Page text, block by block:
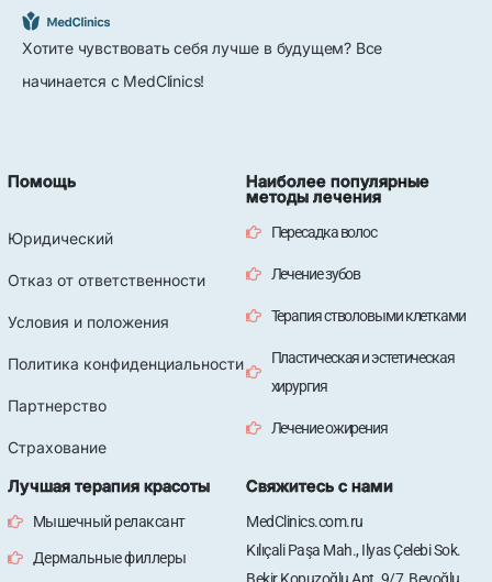
Хотите чувствовать себя лучше в будущем? Все
начинается с MedClinics!
Помощь
Юридический
Отказ от ответственности
Условия и положения
Политика конфиденциальности
Партнерство
Страхование
Наиболее популярные
методы лечения
Пересадка волос
Лечение зубов
Терапия стволовыми клетками
Пластическая и эстетическая
хирургия
Лечение ожирения
Лучшая терапия красоты
Мышечный релаксант
Дермальные филлеры
Свяжитесь с нами
MedClinics.com.ru
Kılıçali Paşa Mah., Ilyas Çelebi Sok.